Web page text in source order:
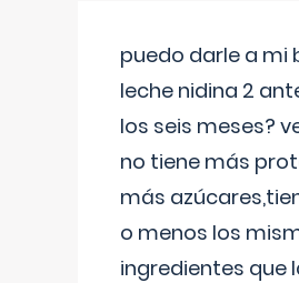
puedo darle a mi
leche nidina 2
los seis meses?
no tiene más
más
o menos los
ingredientes que